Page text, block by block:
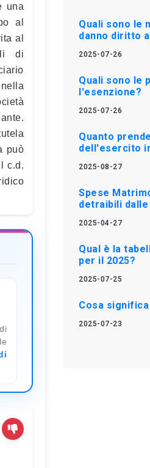
una
al
al
di
può
c.d.
Quali sono le
danno diritto
2025-07-26
Quali sono le
l'esenzione?
2025-07-26
Quanto
dell'esercito
2025-08-27
Spese
detraibili
2025-04-27
Qual è la
per il 2025?
2025-07-25
Cosa
2025-07-23